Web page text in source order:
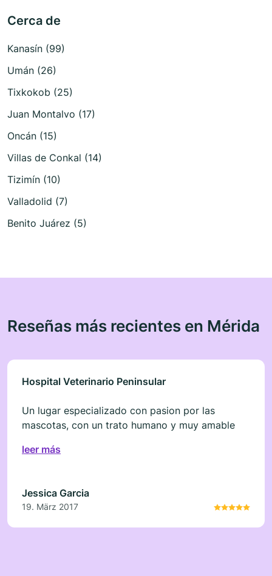
Cerca de
Kanasín (99)
Umán (26)
Tixkokob (25)
Juan Montalvo (17)
Oncán (15)
Villas de Conkal (14)
Tizimín (10)
Valladolid (7)
Benito Juárez (5)
Reseñas más recientes en Mérida
Hospital Veterinario Peninsular
Un lugar especializado con pasion por las
mascotas, con un trato humano y muy amable
leer más
Jessica Garcia
19. März 2017